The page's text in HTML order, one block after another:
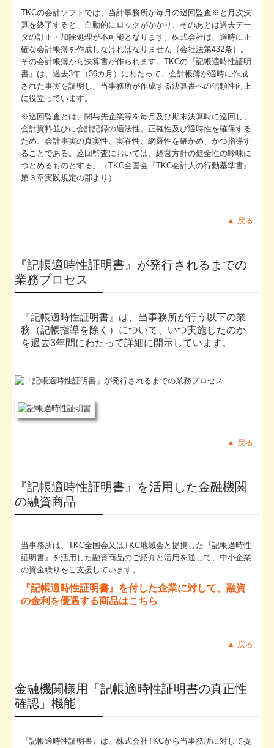
TKCの会計ソフトでは、当計事務所が毎月の巡回監査※と月次決
算を終了すると、自動的にロックがかかり、そのあとは過去デー
タの訂正・加除処理が不可能となります。株式会社は、適時に正
確な会計帳簿を作成しなければなりません（会社法第432条）。
その会計帳簿から決算書が作られます。TKCの『記帳適時性証明
書』は、過去3年（36カ月）にわたって、会計帳簿が適時に作成
された事実を証明し、当事務所が作成する決算書への信頼性向上
に役立っています。
※巡回監査とは、関与先企業等を毎月及び期末決算時に巡回し、
会計資料並びに会計記録の適法性、正確性及び適時性を確保する
ため、会計事実の真実性、実在性、網羅性を確かめ、かつ指導す
ることである。巡回監査においては、経営方針の健全性の吟味に
つとめるものとする。（TKC全国会『TKC会計人の行動基準書』
第３章実践規定の部より）
▲ 戻る
『記帳適時性証明書』が発行されるまでの
業務プロセス
『記帳適時性証明書』は、当事務所が行う以下の業
務（記帳指導を除く）について、いつ実施したのか
を過去3年間にわたって詳細に開示しています。
▲ 戻る
『記帳適時性証明書』を活用した金融機関
の融資商品
当事務所は、TKC全国会又はTKC地域会と提携した『記帳適時性
証明書 』 を活用した融資商品のご紹介と活用を通して、中小企業
の資金繰りをご支援しています。
『記帳適時性証明書』を付した企業に対して、融資
の金利を優遇する商品はこちら
▲ 戻る
金融機関様用「記帳適時性証明書の真正性
確認」機能
『記帳適時性証明書 』 は、株式会社TKCから当事務所に対して提